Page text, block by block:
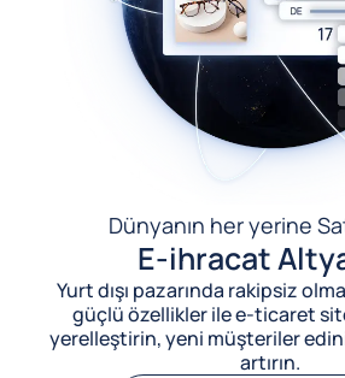
Dünyanın her yerine
E-ihracat
Yurt dışı pazarında rakipsiz
güçlü özellikler ile e-ticaret
yerelleştirin, yeni müşteriler
artırın.